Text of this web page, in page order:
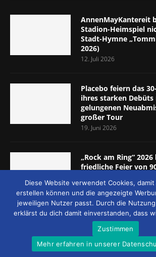
AnnenMayKantereit
Stadion-Heimspiel
Stadt-Hymne
2026)
12. Juli 2026
Placebo feiern das
ihres starken
gelungenen
großer Tour
19. Juni 2026
„Rock am Ring“
friedliche Feier von
5.-7. Juni 2026)
8. Juni 2026
© 2026 - MUCKE UND MEHR
Diese Website verwendet Cookies,
erstellen können und die angezeigte
jeweiligen Nutzer passt. Durch die
erklärst du dich damit einverstanden, dass
Zustimmen
Mehr erfahren in unserer